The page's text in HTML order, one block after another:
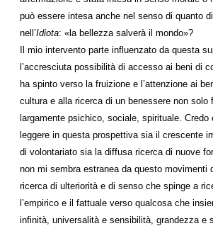
può essere intesa anche nel senso di quanto
nell’Idiota: «la bellezza salverà il mondo»?
Il mio intervento parte influenzato da questa
l’accresciuta possibilità di accesso ai beni di
ha spinto verso la fruizione e l’attenzione ai
cultura e alla ricerca di un benessere non solo
largamente psichico, sociale, spirituale. Credo
leggere in questa prospettiva sia il crescente
di volontariato sia la diffusa ricerca di nuove
non mi sembra estranea da questo movimenti
ricerca di ulteriorità e di senso che spinge a
l’empirico e il fattuale verso qualcosa che
infinità, universalità e sensibilità, grandezza e